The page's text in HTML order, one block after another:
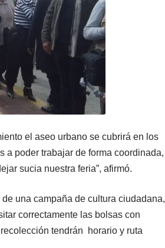
el aseo urbano se cubrirá en los
a poder trabajar de forma coordinada,
sucia nuestra feria”, afirmó.
una campaña de cultura ciudadana,
correctamente las bolsas con
tendrán horario y ruta